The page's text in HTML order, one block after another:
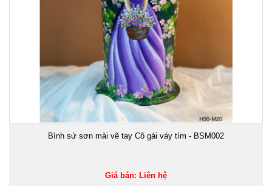
Bình sứ sơn mài vẽ tay Cô gái váy tím - BSM002
Giá bán: Liên hệ